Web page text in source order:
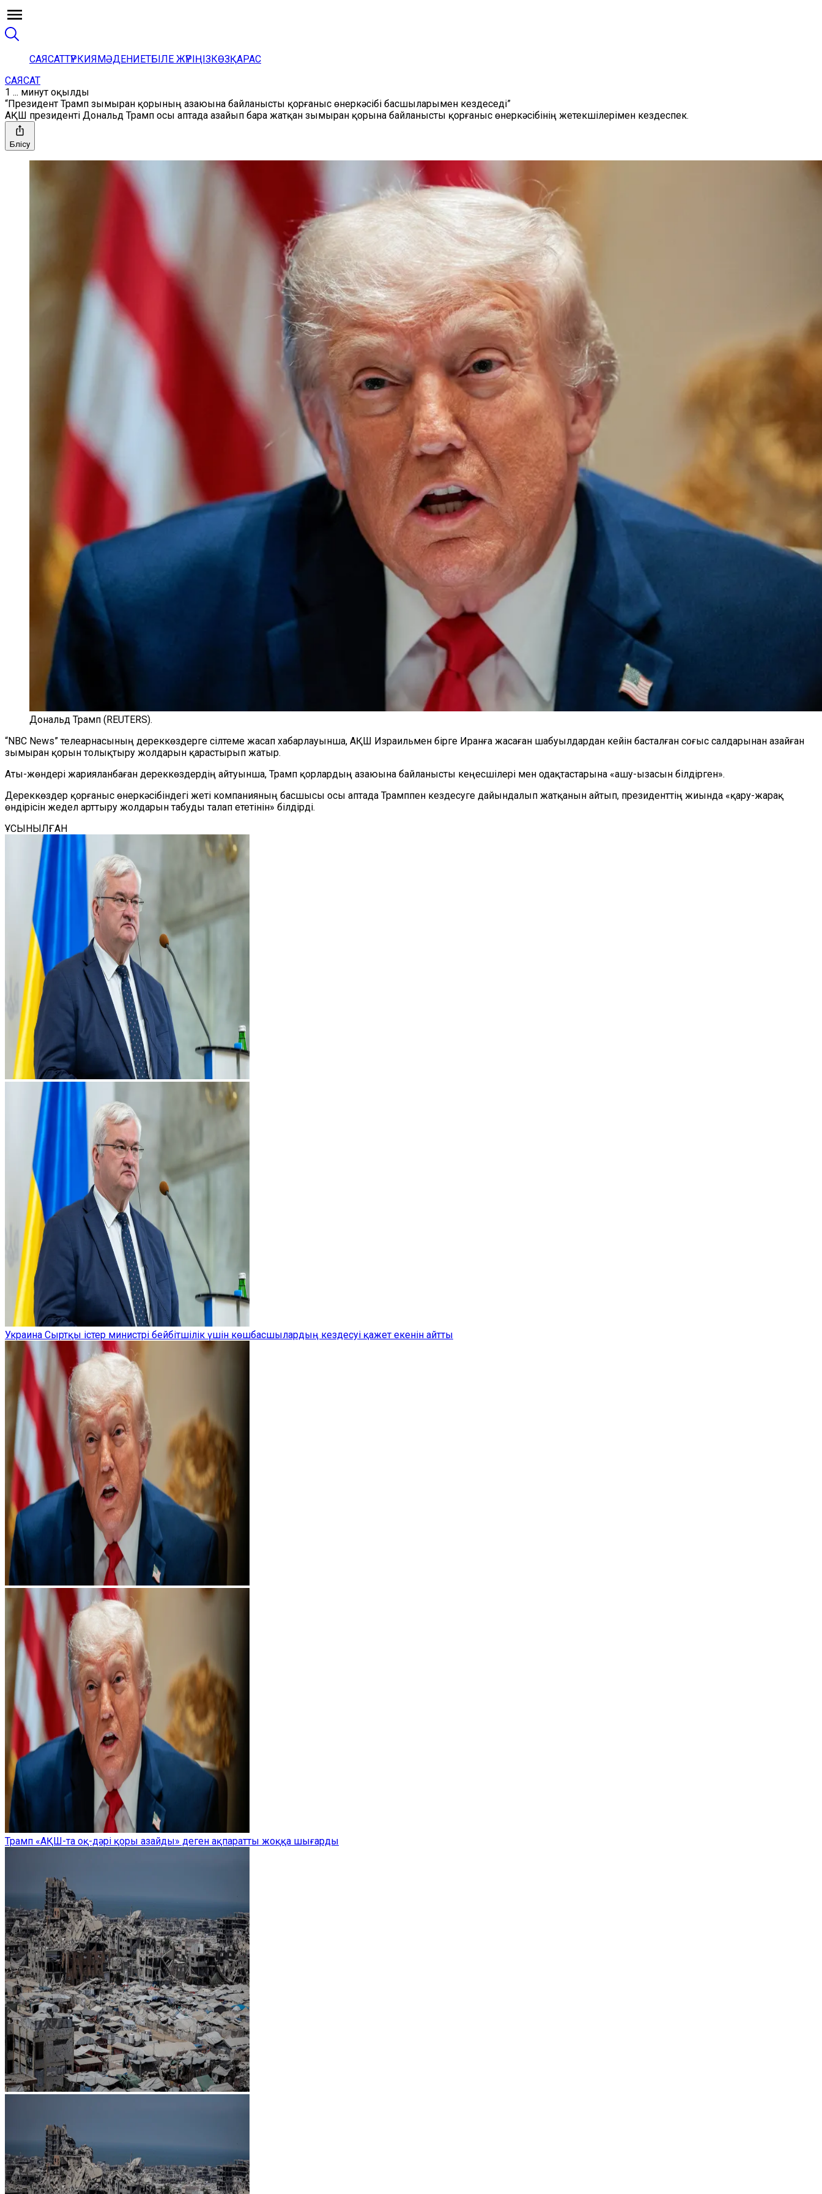
САЯСАТТҮРКИЯМӘДЕНИЕТБІЛЕ ЖҮРІҢІЗКӨЗҚАРАС
САЯСАТ
1 ... минут оқылды
“Президент Трамп зымыран қорының азаюына байланысты қорғаныс өнеркәсібі басшыларымен кездеседі”
АҚШ президенті Дональд Трамп осы аптада азайып бара жатқан зымыран қорына байланысты қорғаныс өнеркәсібінің жетекшілерімен кездеспек.
Бөлісу
Дональд Трамп (REUTERS).
“NBC News” телеарнасының дереккөздерге сілтеме жасап хабарлауынша, АҚШ Израильмен бірге Иранға жасаған шабуылдардан кейін басталған соғыс салдарынан азайған
зымыран қорын толықтыру жолдарын қарастырып жатыр.
Аты-жөндері жарияланбаған дереккөздердің айтуынша, Трамп қорлардың азаюына байланысты кеңесшілері мен одақтастарына «ашу-ызасын білдірген».
Дереккөздер қорғаныс өнеркәсібіндегі жеті компанияның басшысы осы аптада Трамппен кездесуге дайындалып жатқанын айтып, президенттің жиында «қару-жарақ
өндірісін жедел арттыру жолдарын табуды талап ететінін» білдірді.
ҰСЫНЫЛҒАН
Украина Сыртқы істер министрі бейбітшілік үшін көшбасшылардың кездесуі қажет екенін айтты
Трамп «АҚШ-та оқ-дәрі қоры азайды» деген ақпаратты жоққа шығарды